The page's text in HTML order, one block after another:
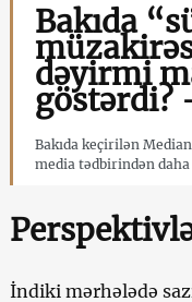
Bakıda
dəyirmi
göstərdi?
Bakıda keçirilən
media tədbirindən daha
İndiki mərhələdə